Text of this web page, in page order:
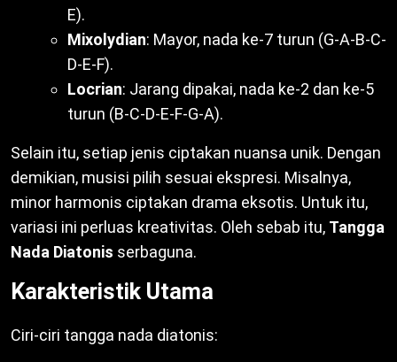
E).
Mixolydian: Mayor, nada ke-7 turun (G-A-B-C-
D-E-F).
Locrian: Jarang dipakai, nada ke-2 dan ke-5
turun (B-C-D-E-F-G-A).
Selain itu, setiap jenis ciptakan nuansa unik. Dengan
demikian, musisi pilih sesuai ekspresi. Misalnya,
minor harmonis ciptakan drama eksotis. Untuk itu,
variasi ini perluas kreativitas. Oleh sebab itu, Tangga
Nada Diatonis serbaguna.
Karakteristik Utama
Ciri-ciri tangga nada diatonis: